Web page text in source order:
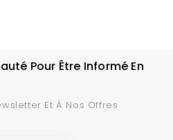
Pour Être Informé En
Et À Nos Offres